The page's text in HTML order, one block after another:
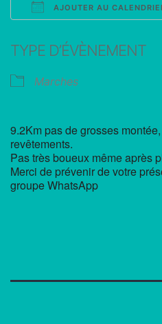
AJOUTER AU
TYPE D’ÉVÈNEMENT
Marches
9.2Km pas de grosses
revêtements.
Pas très boueux même après
Merci de prévenir de votre
groupe WhatsApp